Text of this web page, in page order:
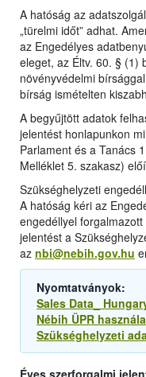
A hatóság az
„türelmi időt” adhat.
az Engedélyes
eleget, az Éltv. 60. § (1)
növényvédelmi
bírság ismételten
A begyűjtött adatok
jelentést honlapunkon
Parlament és a Tanács
Melléklet 5. szakasz)
Szükséghelyzeti
A hatóság kéri az
engedéllyel
jelentést a
az nbi@nebih.gov.hu
Nyomtatványok:
Sales Data_
Nébih ÜPR
Szükséghelyzeti